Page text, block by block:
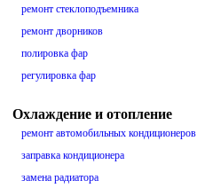
ремонт стеклоподъемника
ремонт дворников
полировка фар
регулировка фар
Охлаждение и отопление
ремонт автомобильных кондиционеров
заправка кондиционера
замена радиатора